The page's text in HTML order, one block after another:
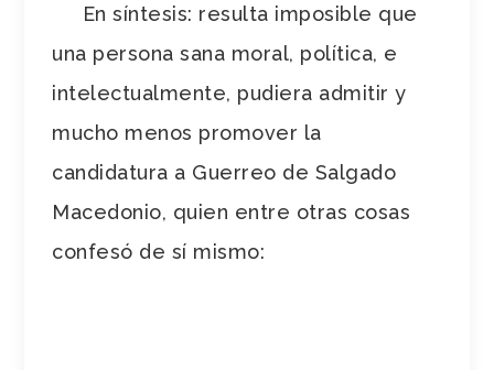
En síntesis: resulta imposible que
una persona sana moral, política, e
intelectualmente, pudiera admitir y
mucho menos promover la
candidatura a Guerreo de Salgado
Macedonio, quien entre otras cosas
confesó de sí mismo: